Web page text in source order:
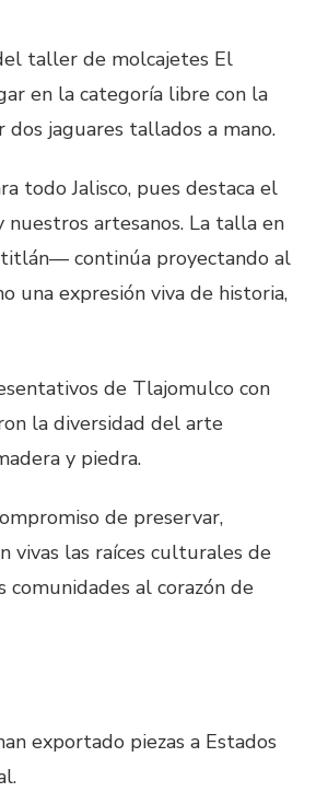
taller de molcajetes El
en la categoría libre con la
dos jaguares tallados a mano.
todo Jalisco, pues destaca el
artesanos. La talla en
continúa proyectando al
una expresión viva de historia,
de Tlajomulco con
la diversidad del arte
y piedra.
de preservar,
vivas las raíces culturales de
al corazón de
exportado piezas a Estados